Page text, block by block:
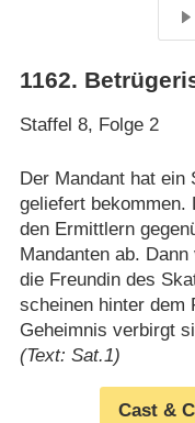
1162.
Staffel 8, Folge 2
Der Mandant hat
geliefert bekommen.
den Ermittlern
Mandanten ab.
die Freundin des
scheinen hinter dem
Geheimnis verbirgt
(Text: Sat.1)
Cast &